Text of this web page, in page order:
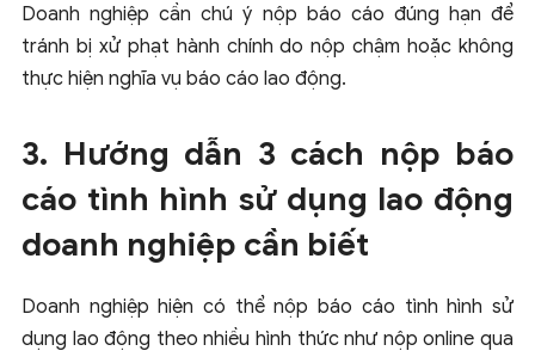
Doanh nghiệp cần chú ý nộp báo cáo đúng hạn để
tránh bị xử phạt hành chính do nộp chậm hoặc không
thực hiện nghĩa vụ báo cáo lao động.
3. Hướng dẫn 3 cách nộp báo
cáo tình hình sử dụng lao động
doanh nghiệp cần biết
Doanh nghiệp hiện có thể nộp báo cáo tình hình sử
dụng lao động theo nhiều hình thức như nộp online qua